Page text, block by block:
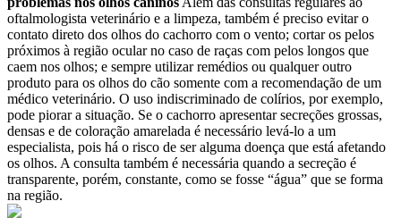
oftalmologista veterinário e a limpeza, também é preciso evitar o
contato direto dos olhos do cachorro com o vento; cortar os pelos
próximos à região ocular no caso de raças com pelos longos que
caem nos olhos; e sempre utilizar remédios ou qualquer outro
produto para os olhos do cão somente com a recomendação de um
médico veterinário. O uso indiscriminado de colírios, por exemplo,
pode piorar a situação. Se o cachorro apresentar secreções grossas,
densas e de coloração amarelada é necessário levá-lo a um
especialista, pois há o risco de ser alguma doença que está afetando
os olhos. A consulta também é necessária quando a secreção é
transparente, porém, constante, como se fosse “água” que se forma
na região.